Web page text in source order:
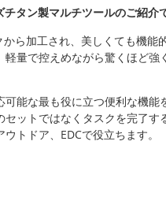
タン製マルチツールのご紹介
ら加工され、美しくても機能
量で控えめながら驚くほど強
可能な最も役に立つ便利な機能
ットではなくタスクを完了す
トドア、EDCで役立ちます。